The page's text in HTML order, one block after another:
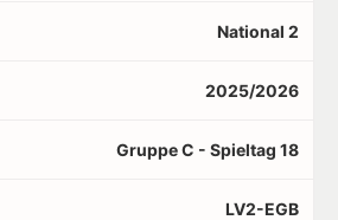
National 2
2025/2026
Gruppe C - Spieltag 18
LV2-EGB